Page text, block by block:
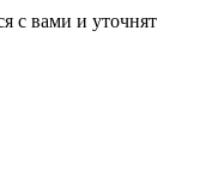
с вами и уточнят